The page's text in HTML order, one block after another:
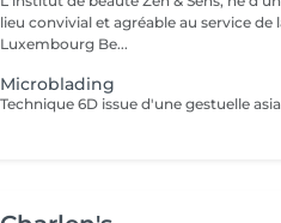
lieu convivial et agréable au service de
Luxembourg Be...
Microblading